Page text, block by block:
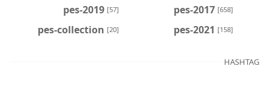
pes-2017 [658]
pes-2019 [57]
pes-2021 [158]
pes-collection [20]
HASHTAG